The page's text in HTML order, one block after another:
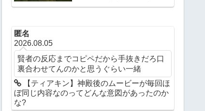
匿名
2026.08.05
賢者の反応までコピペだから手抜きだろ口
裏合わせてんのかと思うぐらい一緒
【ティアキン】神殿後のムービーが毎回ほ
ぼ同じ内容なのってどんな意図があったのか
な?